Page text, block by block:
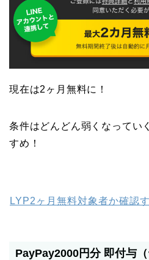
現在は2ヶ月無料に！
条件はどんどん弱くなってい
すめ！
LYP2ヶ月無料対象者か確認
PayPay2000円分 即付与